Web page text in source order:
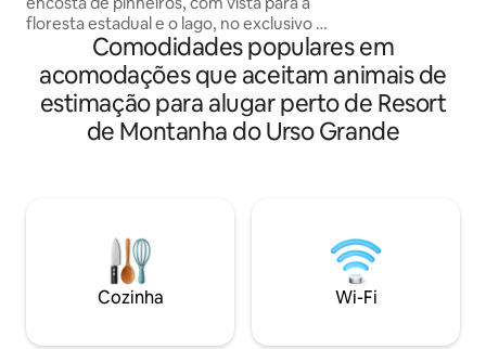
floresta estadual e o lago, no exclusivo e
encantador bairro de Moonridge.
Caminhe/dirija até as pistas de Big Bear,
localizadas a 0,5 km de distância. Snow
Summit 9 min de carro. Trilhas de
caminhada pela floresta estadual a 2
quarteirões. Aconchegue-se junto à
para refeições e banheira de
hidromassagem panorâmica, que é
limpa após cada hóspede.
jogando
churrasco na
s'mores na
todos!
Comodidades populares em
acomodações que aceitam animais de
estimação para alugar perto de Resort
de Montanha do Urso Grande
Cozinha Wi-Fi